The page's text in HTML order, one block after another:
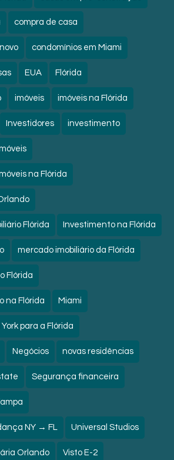
compra de casa
condomínios em Miami
EUA Flórida
imóveis imóveis na Flórida
Investidores investimento
na Flórida
Flórida Investimento na Flórida
mercado imobiliário da Flórida
Flórida
na Flórida Miami
para a Flórida
Negócios novas residências
Segurança financeira
NY → FL Universal Studios
Orlando Visto E-2